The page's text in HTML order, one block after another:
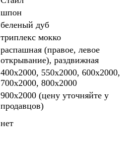
шпон
беленый дуб
триплекс мокко
распашная (правое, левое
открывание), раздвижная
400х2000, 550х2000, 600х2000,
700х2000, 800х2000
900х2000 (цену уточняйте у
продавцов)
нет